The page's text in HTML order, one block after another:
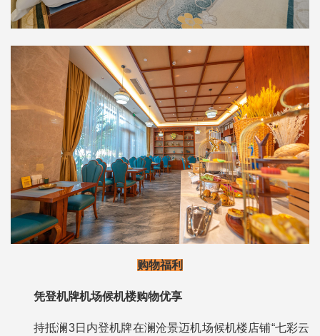
购物福利
凭登机牌机场候机楼购物优享
持抵澜3日内登机牌在澜沧景迈机场候机楼店铺“七彩云